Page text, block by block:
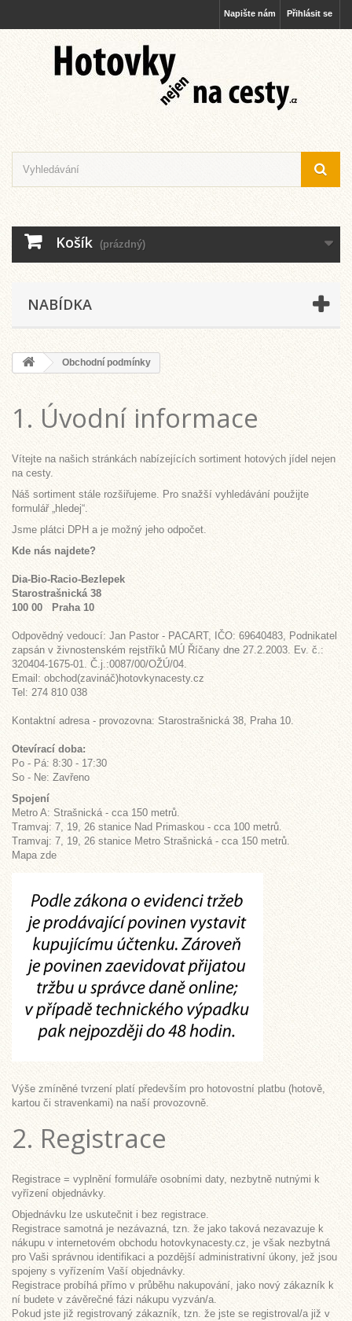
Přihlásit se
Napište nám
Košík (prázdný)
NABÍDKA
Obchodní podmínky
1. Úvodní informace
Vítejte na našich stránkách nabízejících sortiment hotových jídel nejen
na cesty.
Náš sortiment stále rozšiřujeme. Pro snažší vyhledávání použijte
formulář „hledej“.
Jsme plátci DPH a je možný jeho odpočet.
Kde nás najdete?
Dia-Bio-Racio-Bezlepek
Starostrašnická 38
100 00 Praha 10
Odpovědný vedoucí: Jan Pastor - PACART, IČO: 69640483, Podnikatel
zapsán v živnostenském rejstříků MÚ Říčany dne 27.2.2003. Ev. č.:
320404-1675-01. Č.j.:0087/00/OŽÚ/04.
Email: obchod(zavináč)hotovkynacesty.cz
Tel: 274 810 038
Kontaktní adresa - provozovna: Starostrašnická 38, Praha 10.
Otevírací doba:
Po - Pá: 8:30 - 17:30
So - Ne: Zavřeno
Spojení
Metro A: Strašnická - cca 150 metrů.
Tramvaj: 7, 19, 26 stanice Nad Primaskou - cca 100 metrů.
Tramvaj: 7, 19, 26 stanice Metro Strašnická - cca 150 metrů.
Mapa zde
Výše zmíněné tvrzení platí především pro hotovostní platbu (hotově,
kartou či stravenkami) na naší provozovně.
2. Registrace
Registrace = vyplnění formuláře osobními daty, nezbytně nutnými k
vyřízení objednávky.
Objednávku lze uskutečnit i bez registrace.
Registrace samotná je nezávazná, tzn. že jako taková nezavazuje k
nákupu v internetovém obchodu hotovkynacesty.cz, je však nezbytná
pro Vaši správnou identifikaci a pozdější administrativní úkony, jež jsou
spojeny s vyřízením Vaší objednávky.
Registrace probíhá přímo v průběhu nakupování, jako nový zákazník k
ní budete v závěrečné fázi nákupu vyzván/a.
Pokud jste již registrovaný zákazník, tzn. že jste se registroval/a již v